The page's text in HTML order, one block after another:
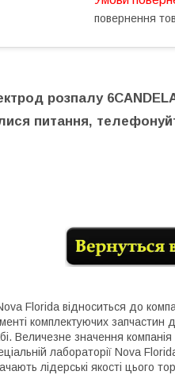
повернення
розпалу
питання,
Florida відноситься до
комплектуючих
Величезне значення
лабораторії Nova
лідерські якості